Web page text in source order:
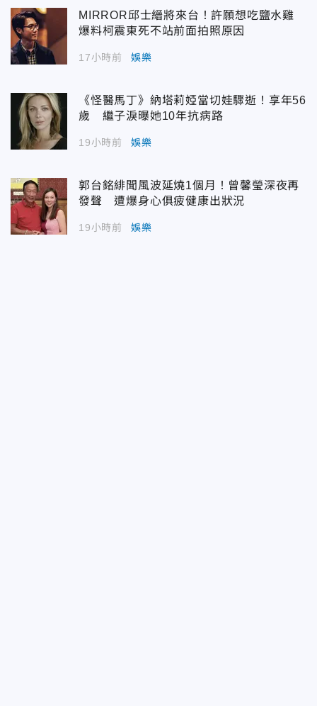
MIRROR邱士縉將來台！許願想吃鹽水雞
爆料柯震東死不站前面拍照原因
17小時前 娛樂
《怪醫馬丁》納塔莉婭當切娃驟逝！享年56
歲 繼子淚曝她10年抗病路
19小時前 娛樂
郭台銘緋聞風波延燒1個月！曾馨瑩深夜再
發聲 遭爆身心俱疲健康出狀況
19小時前 娛樂